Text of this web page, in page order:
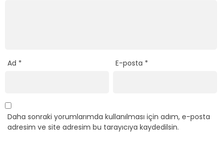
Ad * E-posta *
Daha sonraki yorumlarımda kullanılması için adım, e-posta
adresim ve site adresim bu tarayıcıya kaydedilsin.